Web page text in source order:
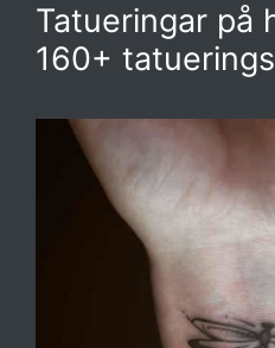
Tatueringar på
160+